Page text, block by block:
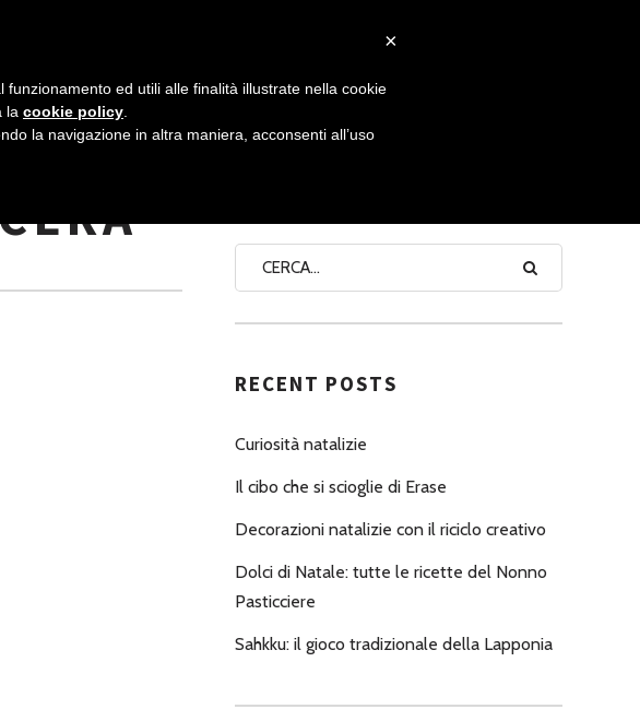
NONNO PASTICCIERE
RECENT POSTS
Curiosità natalizie
Il cibo che si scioglie di Erase
Decorazioni natalizie con il riciclo creativo
Dolci di Natale: tutte le ricette del Nonno
Pasticciere
Sahkku: il gioco tradizionale della Lapponia
×
ed utili alle finalità illustrate nella cookie
la cookie policy
la navigazione in altra maniera, acconsenti all’uso